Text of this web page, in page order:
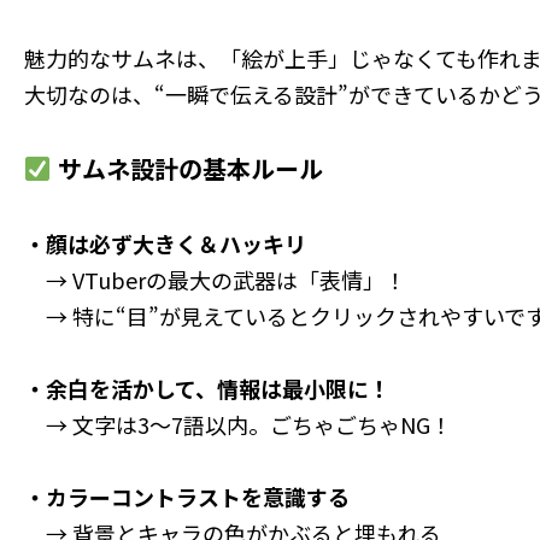
魅力的なサムネは、「絵が上手」じゃなくても作れま
大切なのは、“一瞬で伝える設計”ができているかどう
サムネ設計の基本ルール
・顔は必ず大きく＆ハッキリ
→ VTuberの最大の武器は「表情」！
→ 特に“目”が見えているとクリックされやすいで
・余白を活かして、情報は最小限に！
→ 文字は3〜7語以内。ごちゃごちゃNG！
・カラーコントラストを意識する
→ 背景とキャラの色がかぶると埋もれる